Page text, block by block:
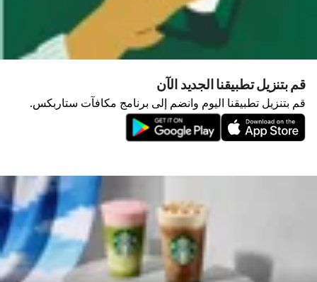
قم بتنزيل تطبيقنا الجديد الآن
قم بتنزيل تطبيقنا اليوم وانضم إلى برنامج مكافآت ستاربكس.